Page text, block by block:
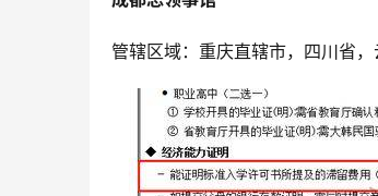
管辖区域：重庆直辖市，四川省